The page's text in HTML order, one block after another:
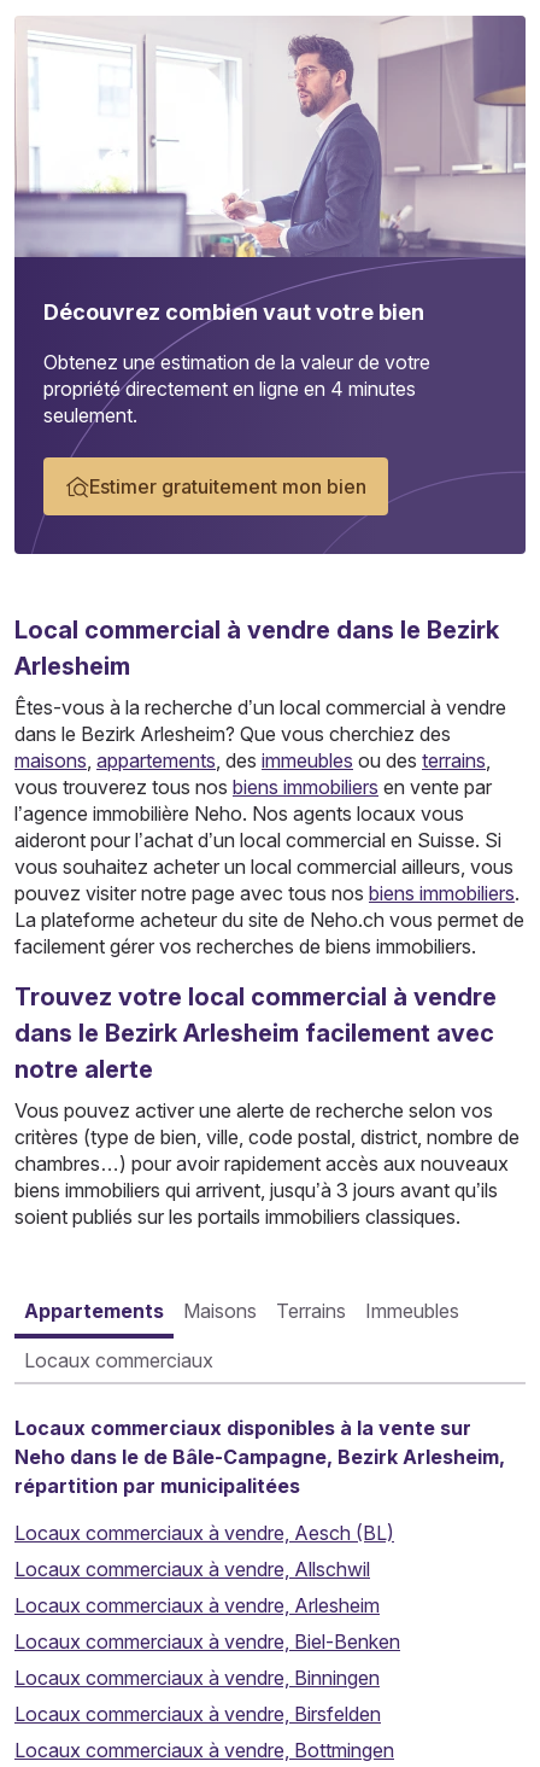
Découvrez combien vaut votre bien
Obtenez une estimation de la valeur de votre
propriété directement en ligne en 4 minutes
seulement.
Estimer gratuitement mon bien
Local commercial à vendre dans le Bezirk
Arlesheim
Êtes-vous à la recherche d’un local commercial à vendre
dans le Bezirk Arlesheim? Que vous cherchiez des
maisons, appartements, des immeubles ou des terrains,
vous trouverez tous nos biens immobiliers en vente par
l’agence immobilière Neho. Nos agents locaux vous
aideront pour l’achat d’un local commercial en Suisse. Si
vous souhaitez acheter un local commercial ailleurs, vous
pouvez visiter notre page avec tous nos biens immobiliers.
La plateforme acheteur du site de Neho.ch vous permet de
facilement gérer vos recherches de biens immobiliers.
Trouvez votre local commercial à vendre
dans le Bezirk Arlesheim facilement avec
notre alerte
Vous pouvez activer une alerte de recherche selon vos
critères (type de bien, ville, code postal, district, nombre de
chambres…) pour avoir rapidement accès aux nouveaux
biens immobiliers qui arrivent, jusqu’à 3 jours avant qu’ils
soient publiés sur les portails immobiliers classiques.
Appartements Maisons Terrains Immeubles
Locaux commerciaux
Locaux commerciaux disponibles à la vente sur
Neho dans le de Bâle-Campagne, Bezirk Arlesheim,
répartition par municipalitées
Locaux commerciaux à vendre, Aesch (BL)
Locaux commerciaux à vendre, Allschwil
Locaux commerciaux à vendre, Arlesheim
Locaux commerciaux à vendre, Biel-Benken
Locaux commerciaux à vendre, Binningen
Locaux commerciaux à vendre, Birsfelden
Locaux commerciaux à vendre, Bottmingen